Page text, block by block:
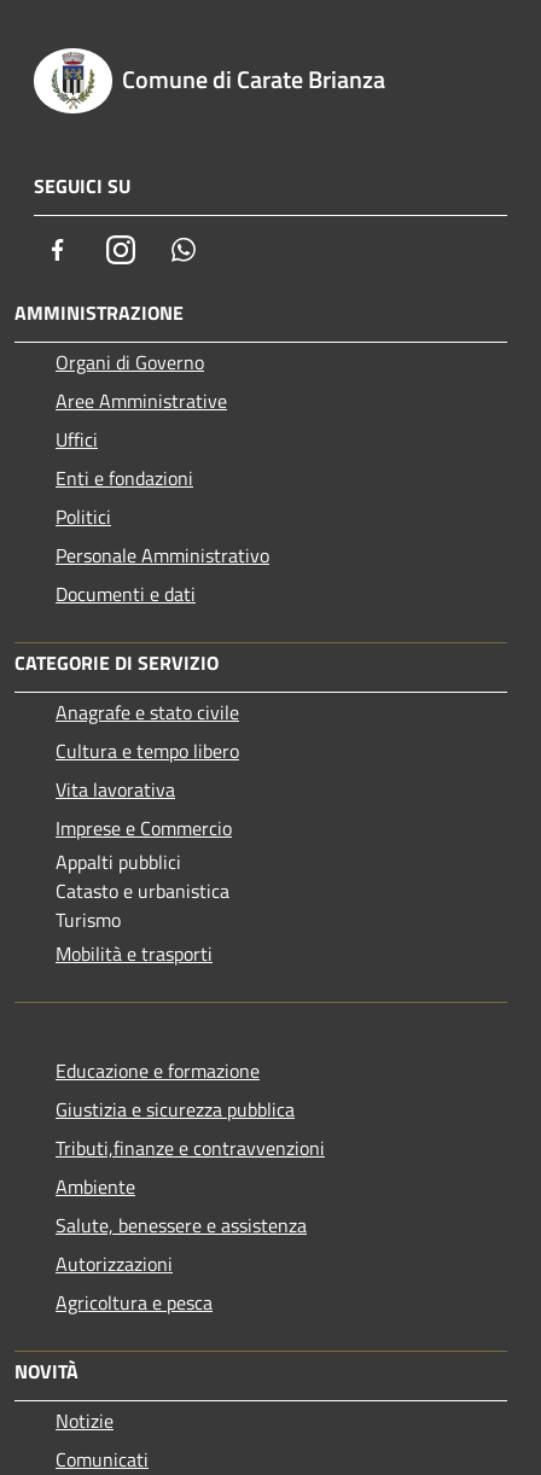
Comune di Carate Brianza
SEGUICI SU
FacebookInstagram
AMMINISTRAZIONE
Organi di Governo
Aree Amministrative
Uffici
Enti e fondazioni
Politici
Personale Amministrativo
Documenti e dati
CATEGORIE DI SERVIZIO
Anagrafe e stato civile
Cultura e tempo libero
Vita lavorativa
Imprese e Commercio
Appalti pubblici
Catasto e urbanistica
Turismo
Mobilità e trasporti
Educazione e formazione
Giustizia e sicurezza pubblica
Tributi,finanze e contravvenzioni
Ambiente
Salute, benessere e assistenza
Autorizzazioni
Agricoltura e pesca
NOVITÀ
Notizie
Comunicati